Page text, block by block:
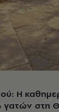
Η
γατών στη